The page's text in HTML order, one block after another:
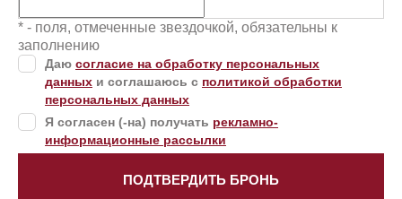
* - поля, отмеченные звездочкой, обязательны к
заполнению
Даю согласие на обработку персональных
данных и соглашаюсь с политикой обработки
персональных данных
Я согласен (-на) получать рекламно-
информационные рассылки
ПОДТВЕРДИТЬ БРОНЬ